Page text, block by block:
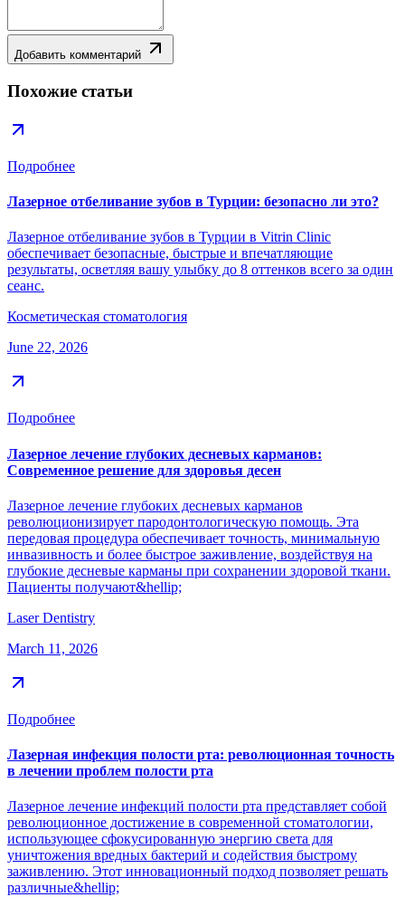
Добавить комментарий
Похожие статьи
Подробнее
Лазерное отбеливание зубов в Турции: безопасно ли это?
Лазерное отбеливание зубов в Турции в Vitrin Clinic
обеспечивает безопасные, быстрые и впечатляющие
результаты, осветляя вашу улыбку до 8 оттенков всего за один
сеанс.
Косметическая стоматология
June 22, 2026
Подробнее
Лазерное лечение глубоких десневых карманов:
Современное решение для здоровья десен
Лазерное лечение глубоких десневых карманов
революционизирует пародонтологическую помощь. Эта
передовая процедура обеспечивает точность, минимальную
инвазивность и более быстрое заживление, воздействуя на
глубокие десневые карманы при сохранении здоровой ткани.
Пациенты получают&hellip;
Laser Dentistry
March 11, 2026
Подробнее
Лазерная инфекция полости рта: революционная точность
в лечении проблем полости рта
Лазерное лечение инфекций полости рта представляет собой
революционное достижение в современной стоматологии,
использующее сфокусированную энергию света для
уничтожения вредных бактерий и содействия быстрому
заживлению. Этот инновационный подход позволяет решать
различные&hellip;